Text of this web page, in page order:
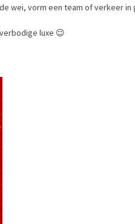
vorm een team of verkeer in
luxe 😉